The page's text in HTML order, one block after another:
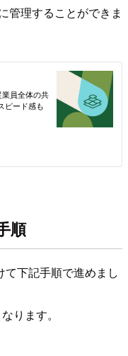
管理することができま
順
下記手順で進めまし
ります。